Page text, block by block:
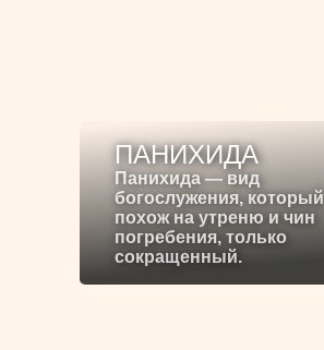
ПАНИХИДА
Панихида — вид
богослужения, который
похож на утреню и чин
погребения, только
сокращенный.